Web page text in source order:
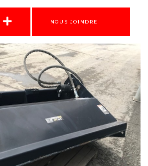
NOUS JOINDRE